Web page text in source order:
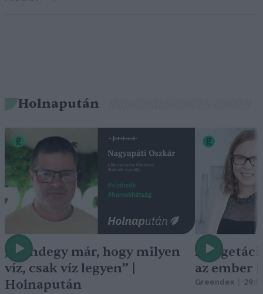
Holnapután
„Mindegy már, hogy milyen
víz, csak víz legyen” |
Holnapután
A
az ember
Greendex